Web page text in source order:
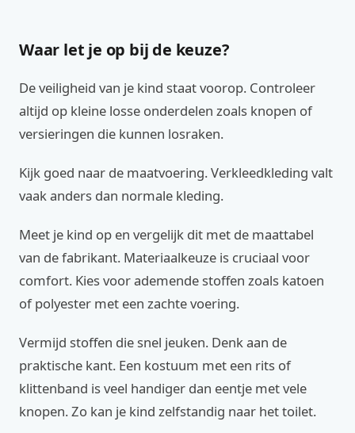
Waar let je op bij de keuze?
De veiligheid van je kind staat voorop. Controleer
altijd op kleine losse onderdelen zoals knopen of
versieringen die kunnen losraken.
Kijk goed naar de maatvoering. Verkleedkleding valt
vaak anders dan normale kleding.
Meet je kind op en vergelijk dit met de maattabel
van de fabrikant. Materiaalkeuze is cruciaal voor
comfort. Kies voor ademende stoffen zoals katoen
of polyester met een zachte voering.
Vermijd stoffen die snel jeuken. Denk aan de
praktische kant. Een kostuum met een rits of
klittenband is veel handiger dan eentje met vele
knopen. Zo kan je kind zelfstandig naar het toilet.